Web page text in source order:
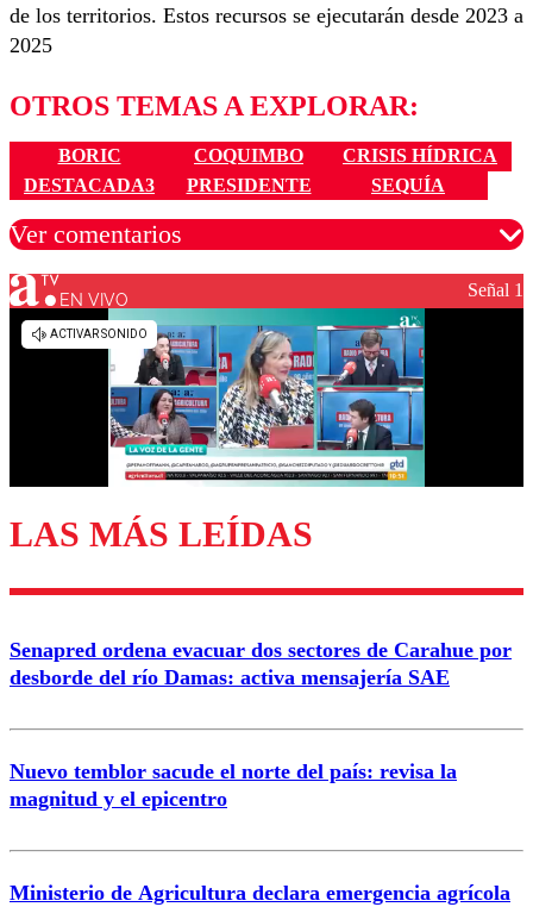
de los territorios. Estos recursos se ejecutarán desde 2023 a
2025
OTROS TEMAS A EXPLORAR:
BORIC COQUIMBO
CRISIS HÍDRICA
DESTACADA3
PRESIDENTE SEQUÍA
Ver comentarios
Los comentarios son moderados para garantizar un
diálogo respetuoso.
Enviar comentario
EN VIVO Señal 1
LAS MÁS LEÍDAS
Senapred ordena evacuar dos sectores de Carahue por
desborde del río Damas: activa mensajería SAE
Nuevo temblor sacude el norte del país: revisa la
magnitud y el epicentro
Ministerio de Agricultura declara emergencia agrícola